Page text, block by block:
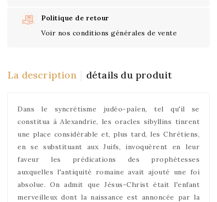
Politique de retour
Voir nos conditions générales de vente
La description détails du produit
Dans le syncrétisme judéo-païen, tel qu'il se
constitua à Alexandrie, les oracles sibyllins tinrent
une place considérable et, plus tard, les Chrétiens,
en se substituant aux Juifs, invoquèrent en leur
faveur les prédications des prophétesses
auxquelles l'antiquité romaine avait ajouté une foi
absolue. On admit que Jésus-Christ était l'enfant
merveilleux dont la naissance est annoncée par la